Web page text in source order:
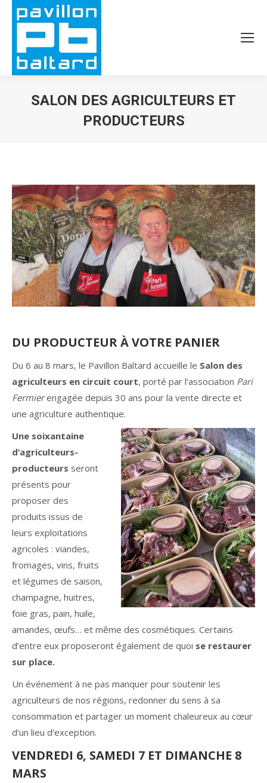
SALON DES AGRICULTEURS ET
PRODUCTEURS
DU PRODUCTEUR À VOTRE PANIER
Du 6 au 8 mars, le Pavillon Baltard accueille le Salon des
agriculteurs en circuit court, porté par l’association Pari
Fermierengagée depuis 30 ans pour la vente directe et
une agriculture authentique.
Une soixantaine
d’agriculteurs-
producteurs seront
présents pour
proposer des
produits issus de
leurs exploitations
agricoles : viandes,
fromages, vins, fruits
et légumes de saison,
champagne, huitres,
foie gras, pain, huile,
amandes, œufs… et même des cosmétiques. Certains
d’entre eux proposeront également de quoi se restaurer
sur place.
Un événement à ne pas manquer pour soutenir les
agriculteurs de nos régions, redonner du sens à sa
consommation et partager un moment chaleureux au cœur
d’un lieu d’exception.
VENDREDI 6, SAMEDI 7 ET DIMANCHE 8
MARS